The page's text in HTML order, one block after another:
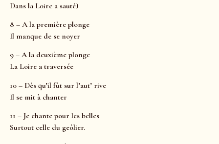
Dans la Loire a sauté)
8 – A la première plonge
Il manque de se noyer
9 – A la deuxième plonge
La Loire a traversée
10 – Dès qu’il fût sur l’aut’ rive
Il se mit à chanter
11 – Je chante pour les belles
Surtout celle du geôlier.